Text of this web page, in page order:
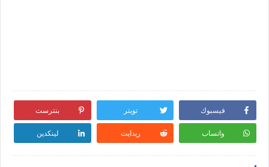
فيسبوك تويتر بنترست
واتساب ريدايت لينكدين